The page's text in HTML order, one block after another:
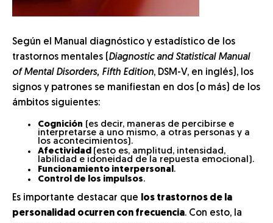
Según el Manual diagnóstico y estadístico de los
trastornos mentales (Diagnostic and Statistical Manual
of Mental Disorders, Fifth Edition, DSM-V, en inglés), los
signos y patrones se manifiestan en dos (o más) de los
ámbitos siguientes:
Cognición (es decir, maneras de percibirse e
interpretarse a uno mismo, a otras personas y a
los acontecimientos).
Afectividad (esto es, amplitud, intensidad,
labilidad e idoneidad de la repuesta emocional).
Funcionamiento interpersonal.
Control de los impulsos.
Es importante destacar que
los trastornos de la
personalidad ocurren con frecuencia. Con esto, la